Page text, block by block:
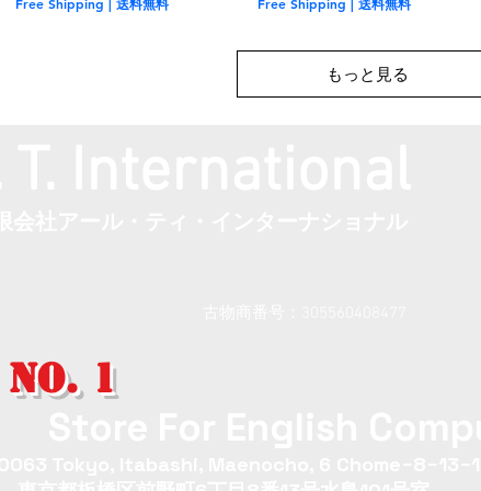
Free Shipping | 送料無料 Free Shipping | 送料無料
もっと見る
NO. 1